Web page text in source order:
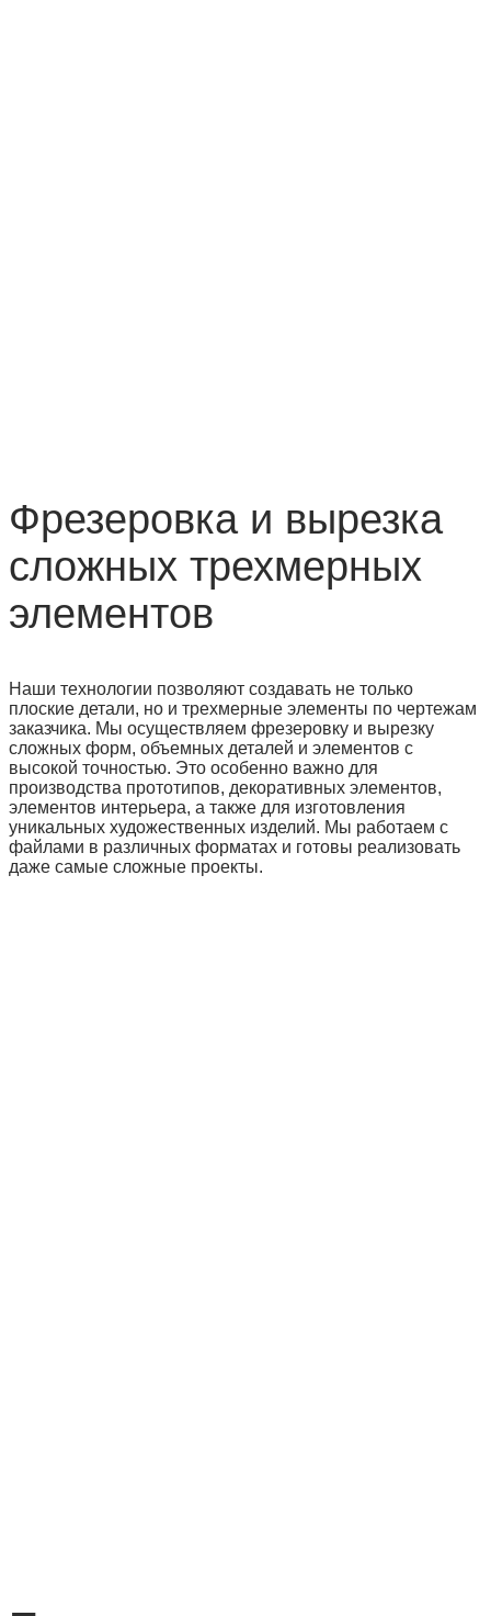
Фрезеровка и вырезка
сложных трехмерных
элементов
Наши технологии позволяют создавать не только
плоские детали, но и трехмерные элементы по чертежам
заказчика. Мы осуществляем фрезеровку и вырезку
сложных форм, объемных деталей и элементов с
высокой точностью. Это особенно важно для
производства прототипов, декоративных элементов,
элементов интерьера, а также для изготовления
уникальных художественных изделий. Мы работаем с
файлами в различных форматах и готовы реализовать
даже самые сложные проекты.